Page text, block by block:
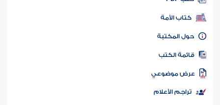
كتب PDF
كتاب الأمة
المكتبة
الكتب
موضوعي